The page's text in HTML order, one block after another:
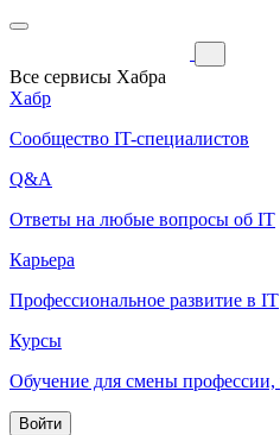
Все сервисы Хабра
Хабр
Сообщество IT-специалистов
Q&A
Ответы на любые вопросы об IT
Карьера
Профессиональное развитие в IT
Курсы
Обучение для смены профессии,
Войти